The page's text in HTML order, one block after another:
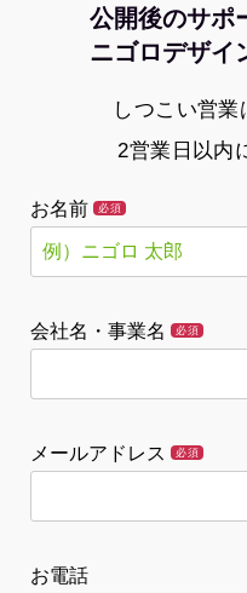
公開後のサポ
ニゴロデザイ
しつこい営業
2営業日以内
お名前 必須
会社名・事業名 必須
メールアドレス 必須
お電話